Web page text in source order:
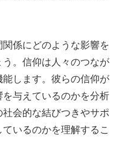
係にどのような影響を
。信仰は人々のつなが
します。彼らの信仰が
与えているのかを分析
会的な結びつきやサポ
いるのかを理解するこ